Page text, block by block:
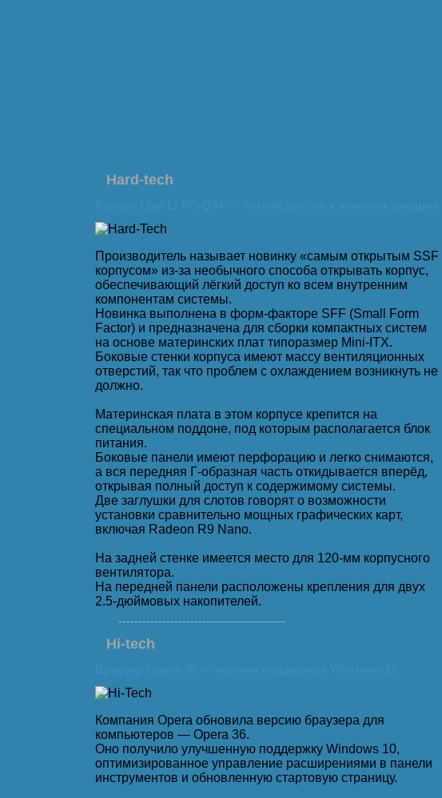
Hard-tech
Производитель называет новинку «самым открытым SSF
корпусом» из-за необычного способа открывать корпус,
обеспечивающий лёгкий доступ ко всем внутренним
компонентам системы.
Новинка выполнена в форм-факторе SFF (Small Form
Factor) и предназначена для сборки компактных систем
на основе материнских плат типоразмер Mini-ITX.
Боковые стенки корпуса имеют массу вентиляционных
отверстий, так что проблем с охлаждением возникнуть не
должно.
Материнская плата в этом корпусе крепится на
специальном поддоне, под которым располагается блок
питания.
Боковые панели имеют перфорацию и легко снимаются,
а вся передняя Г-образная часть откидывается вперёд,
открывая полный доступ к содержимому системы.
Две заглушки для слотов говорят о возможности
установки сравнительно мощных графических карт,
включая Radeon R9 Nano.
На задней стенке имеется место для 120-мм корпусного
вентилятора.
На передней панели расположены крепления для двух
2.5-дюймовых накопителей.
Hi-tech
Компания Opera обновила версию браузера для
компьютеров — Opera 36.
Оно получило улучшенную поддержку Windows 10,
оптимизированное управление расширениями в панели
инструментов и обновленную стартовую страницу.